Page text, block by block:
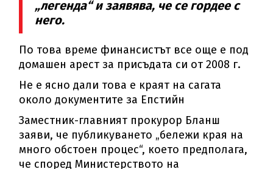
„легенда“ и заявява, че се гордее с
него.
По това време финансистът все още е под
домашен арест за присъдата си от 2008 г.
Не е ясно дали това е краят на сагата
около документите за Епстийн
Заместник-главният прокурор Бланш
заяви, че публикуването „бележи края на
много обстоен процес“, което предполага,
че според Министерството на